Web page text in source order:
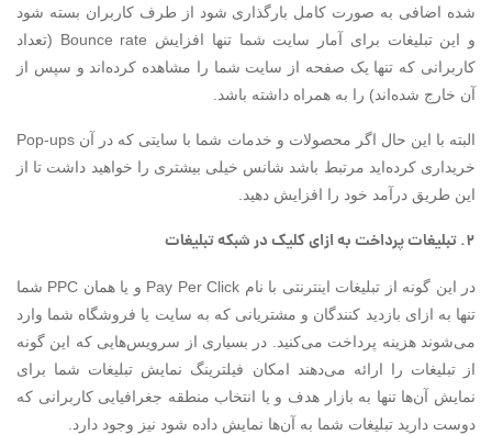
شده اضافی به صورت کامل بارگذاری شود از طرف کاربران بسته شود
و این تبلیغات برای آمار سایت شما تنها افزایش Bounce rate (تعداد
کاربرانی که تنها یک صفحه از سایت شما را مشاهده کرده‌اند و سپس از
آن خارج شده‌اند) را به همراه داشته باشد.
البته با این حال اگر محصولات و خدمات شما با سایتی که در آن Pop-ups
خریداری کرده‌اید مرتبط باشد شانس خیلی بیشتری را خواهید داشت تا از
این طریق درآمد خود را افزایش دهید.
۲. تبلیغات پرداخت به ازای کلیک در شبکه تبلیغات
در این گونه از تبلیغات اینترنتی با نام Pay Per Click و یا همان PPC شما
تنها به ازای بازدید کنندگان و مشتریانی که به سایت یا فروشگاه شما وارد
می‌شوند هزینه پرداخت می‌کنید. در بسیاری از سرویس‌هایی که این گونه
از تبلیغات را ارائه می‌دهند امکان فیلترینگ نمایش تبلیغات شما برای
نمایش آن‌ها تنها به بازار هدف و یا انتخاب منطقه جغرافیایی کاربرانی که
دوست دارید تبلیغات شما به آن‌ها نمایش داده شود نیز وجود دارد.